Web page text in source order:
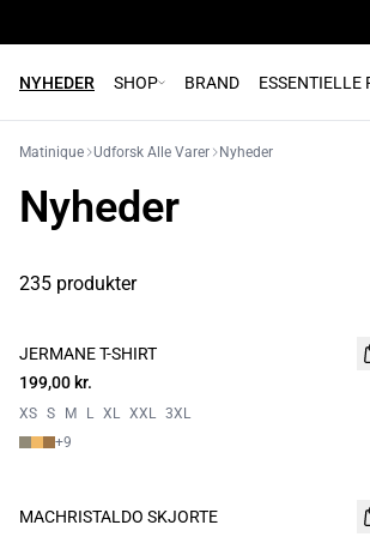
NYHEDER SHOP BRAND ESSENTIELLE
Matinique Udforsk Alle Varer Nyheder
Nyheder
235 produkter
NYHED
2 for 350
JERMANE T-SHIRT
199,00 kr.
XS S M L XL XXL 3XL
+9
NYHED
MACHRISTALDO SKJORTE